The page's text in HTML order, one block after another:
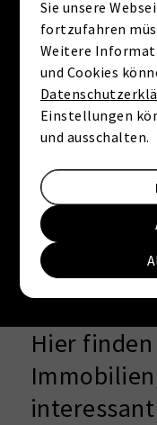
Lucia Soproni
Selbstständige
Hier
Sie unsere
fortzufahren
Weitere
und Cookies
Einstellungen
und ausschalten.